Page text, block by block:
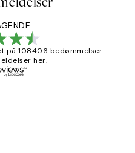
på 108406 bedømmelser.
her.